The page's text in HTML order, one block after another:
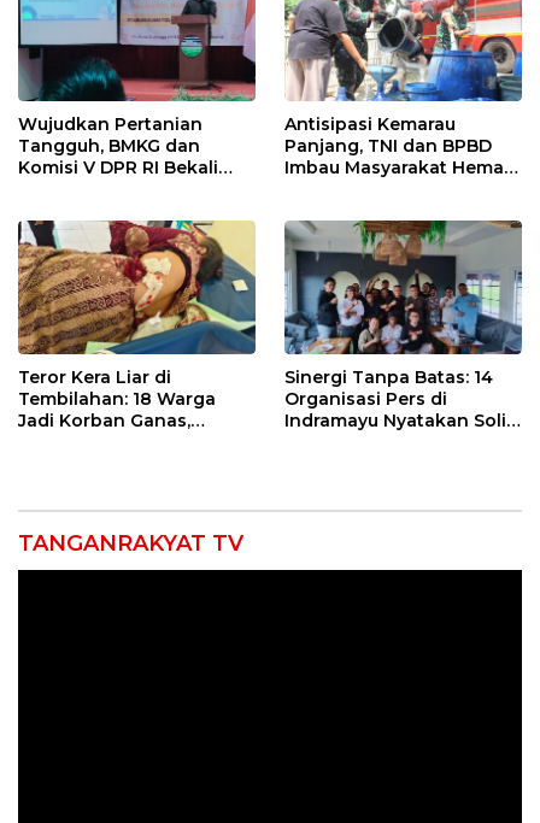
Wujudkan Pertanian
Tangguh, BMKG dan
Komisi V DPR RI Bekali
Antisipasi Kemarau
Panjang, TNI dan BPBD
Imbau Masyarakat Hemat
Teror Kera Liar di
Tembilahan: 18 Warga
Jadi Korban Ganas,
Sinergi Tanpa Batas: 14
Organisasi Pers di
Indramayu Nyatakan Solid
TANGANRAKYAT TV